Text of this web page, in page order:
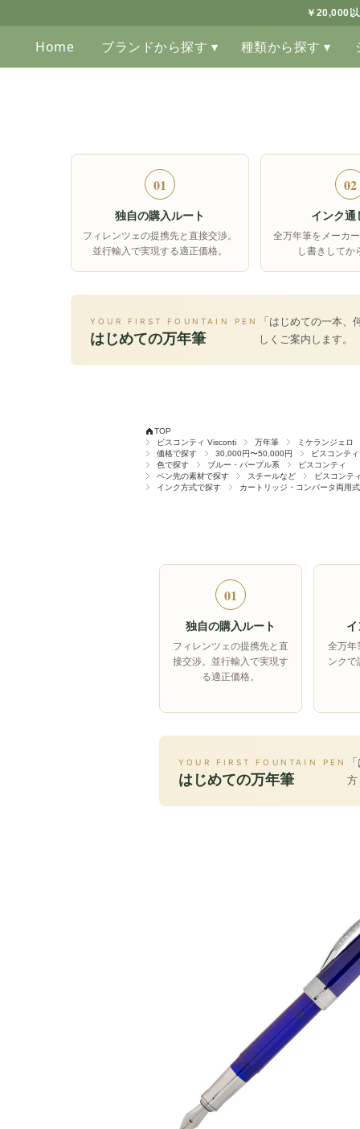
￥20,000
Home ブランドから探す ▾ 種類から探す ▾
01
独自の購入ルート
フィレンツェの提携先と直接交渉。
並行輸入で実現する適正価格。
02
インク通
全万年筆をメーカ
し書きしてか
YOUR FIRST FOUNTAIN PEN
はじめての万年筆
「はじめての一本
しくご案内します。
TOP
ビスコンティ Visconti
万年筆
ミケランジェロ
価格で探す
30,000円〜50,000円
ビスコンティ
色で探す
ブルー・パープル系
ビスコンティ
ペン先の素材で探す
スチールなど
ビスコンテ
インク方式で探す
カートリッジ・コンバータ両用
01
独自の購入ルート
フィレンツェの提携先と直
接交渉。並行輸入で実現す
る適正価格。
全万年
ンクで
YOUR FIRST FOUNTAIN PEN
はじめての万年筆
方